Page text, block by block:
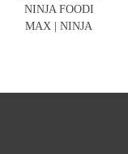
NINJA FOODI
MAX | NINJA